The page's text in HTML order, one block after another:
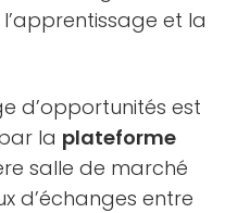
et la
d’opportunités est
la plateforme
salle de marché
d’échanges entre